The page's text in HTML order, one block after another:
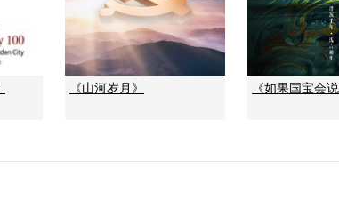
《山河岁月》 《如果国宝会说